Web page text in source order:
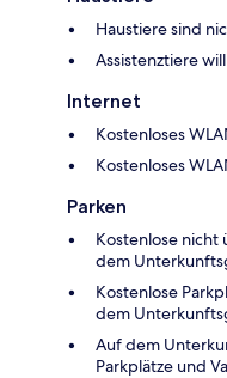
Haustiere sind
Assistenztiere
Internet
Kostenloses
Kostenloses
Parken
Kostenlose nicht
dem
Kostenlose
dem
Auf dem
Parkplätze und